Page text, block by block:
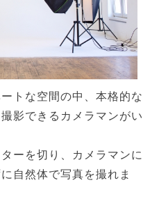
トな空間の中、本格的な
影できるカメラマンがい
ーを切り、カメラマンに
自然体で写真を撮れま